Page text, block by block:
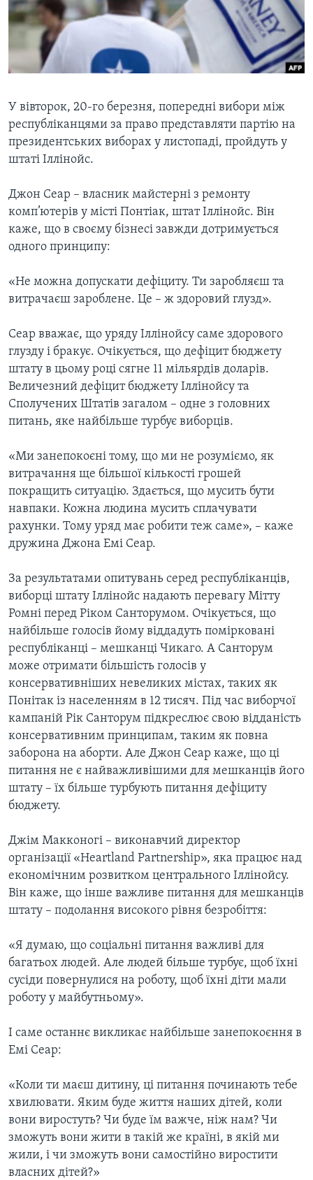
СУСПІЛЬСТВО
ЕКОНОМІКА
ІСТОРІЇ УСПІХУ УКРАЇНЦІВ
ТЕЛЕПРОГРАМИ
ЧАС-TIME
СТУДІЯ ВАШИНГТОН
ВІКНО В АМЕРИКУ
ПРАЙМ-ТАЙМ
ENGLISH
МИ В СОЦМЕРЕЖАХ
Мови
У вівторок, 20-го березня, попередні вибори між
республіканцями за право представляти партію на
президентських виборах у листопаді, пройдуть у
штаті Іллінойс.
Джон Сеар – власник майстерні з ремонту
комп’ютерів у місті Понтіак, штат Іллінойс. Він
каже, що в своєму бізнесі завжди дотримується
одного принципу:
«Не можна допускати дефіциту. Ти заробляєш та
витрачаєш зароблене. Це – ж здоровий глузд».
Сеар вважає, що уряду Іллінойсу саме здорового
глузду і бракує. Очікується, що дефіцит бюджету
штату в цьому році сягне 11 мільярдів доларів.
Величезний дефіцит бюджету Іллінойсу та
Сполучених Штатів загалом – одне з головних
питань, яке найбільше турбує виборців.
«Ми занепокоєні тому, що ми не розуміємо, як
витрачання ще більшої кількості грошей
покращить ситуацію. Здається, що мусить бути
навпаки. Кожна людина мусить сплачувати
рахунки. Тому уряд має робити теж саме», – каже
дружина Джона Емі Сеар.
За результатами опитувань серед республіканців,
виборці штату Іллінойс надають перевагу Мітту
Ромні перед Ріком Санторумом. Очікується, що
найбільше голосів йому віддадуть помірковані
республіканці – мешканці Чикаго. А Санторум
може отримати більшість голосів у
консервативніших невеликих містах, таких як
Понітак із населенням в 12 тисяч. Під час виборчої
кампаній Рік Санторум підкреслює свою відданість
консервативним принципам, таким як повна
заборона на аборти. Але Джон Сеар каже, що ці
питання не є найважливішими для мешканців його
штату – їх більше турбують питання дефіциту
бюджету.
Джім Макконогі – виконавчий директор
організації «Heartland Partnership», яка працює над
економічним розвитком центрального Іллінойсу.
Він каже, що інше важливе питання для мешканців
штату – подолання високого рівня безробіття:
«Я думаю, що соціальні питання важливі для
багатьох людей. Але людей більше турбує, щоб їхні
сусіди повернулися на роботу, щоб їхні діти мали
роботу у майбутньому».
І саме останнє викликає найбільше занепокоєння в
Емі Сеар:
«Коли ти маєш дитину, ці питання починають тебе
хвилювати. Яким буде життя наших дітей, коли
вони виростуть? Чи буде їм важче, ніж нам? Чи
зможуть вони жити в такій же країні, в якій ми
жили, і чи зможуть вони самостійно виростити
власних дітей?»